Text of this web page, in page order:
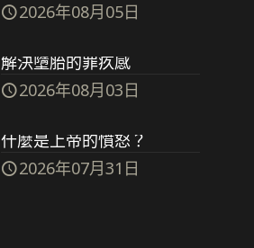
2026年08月05日
解決墮胎的罪疚感
2026年08月03日
什麼是上帝的憤怒？
2026年07月31日